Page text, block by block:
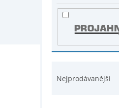
Nejprodávanější
u